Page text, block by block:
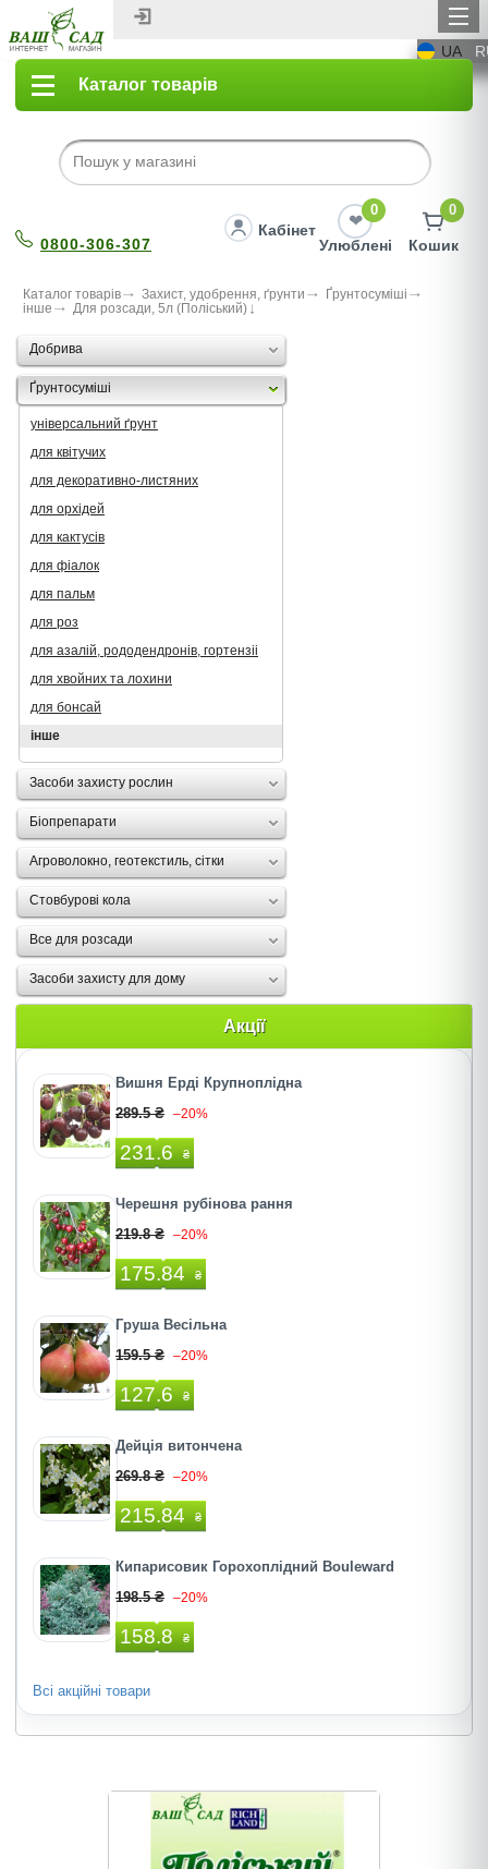
UA
Каталог товарів
0800-306-307
Кабінет
0
Улюблені
0
Кошик
Каталог товарів Захист, удобрення, ґрунти
Ґрунтосуміші
інше
Для розсади, 5л (Поліський)
Добрива
Ґрунтосуміші
універсальний ґрунт
для квітучих
для декоративно-листяних
для орхідей
для кактусів
для фіалок
для пальм
для роз
для азалій, рододендронів, гортензii
для хвойних та лохини
для бонсай
інше
Засоби захисту рослин
Біопрепарати
Агроволокно, геотекстиль, сітки
Стовбурові кола
Все для розсади
Засоби захисту для дому
Акції
Вишня Ерді Крупноплідна
289.5 ₴ –20%
231.6 ₴
Черешня рубінова рання
219.8 ₴ –20%
175.84 ₴
Груша Весільна
159.5 ₴ –20%
127.6 ₴
Дейція витончена
269.8 ₴ –20%
215.84 ₴
Кипарисовик Горохоплідний Bouleward
198.5 ₴ –20%
158.8 ₴
Всі акційні товари